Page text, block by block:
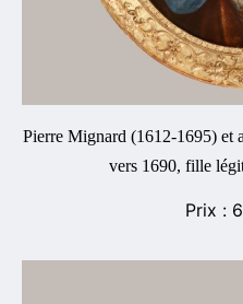
Pierre Mignard (1612-1695) et
vers 1690, fille